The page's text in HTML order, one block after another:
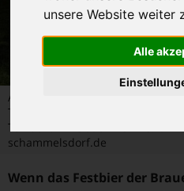
unsere Website weiter
Alle
Ausrichter der bekannten
TSV Schammelsdorf 1911 e. V.
TSV Schammelsdorf 1911 e.V.
schammelsdorf.de
Wenn das Festbier der